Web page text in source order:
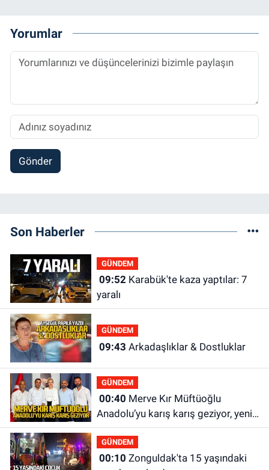
Yorumlar
Gönder
Son Haberler
GÜNDEM
09:52Karabük'te kaza yaptılar: 7
yaralı
GÜNDEM
09:43 Arkadaşlıklar & Dostluklar
GÜNDEM
00:40
Anadolu’yu karış karış geziyor, yeni
yapılanmaları şekillendiriyor
GÜNDEM
00:10